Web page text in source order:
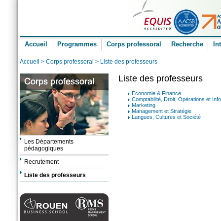
Accueil Programmes Corps professoral Recherche
Accueil > Corps professoral > Liste des professeurs
Les Départements
pédagogiques
Recrutement
Liste des professeurs
Liste des professeurs
Economie & Finance
Comptabilité, Droit, Opérations et
Marketing
Management et Stratégie
Langues, Cultures et Société